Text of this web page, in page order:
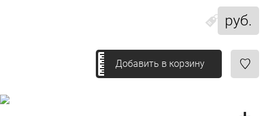
руб.
Добавить в корзину